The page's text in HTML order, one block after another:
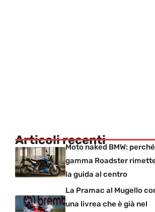
Articoli recenti
Moto naked BMW:
gamma Roadster
la guida al centro
La Pramac al Mugello
una livrea che è già nel